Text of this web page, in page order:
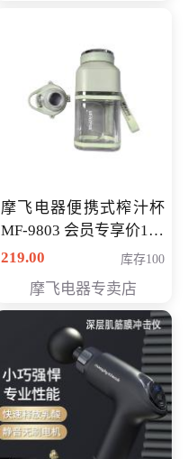
摩飞电器便携式榨汁杯
MF-9803 会员专享价138
元
219.00 库存100
摩飞电器专卖店